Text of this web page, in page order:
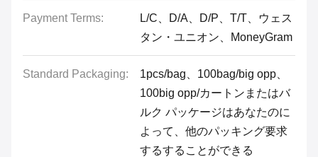
Payment Terms:
L/C、D/A、D/P、T/T、ウェス
タン・ユニオン、MoneyGram
Standard Packaging:
1pcs/bag、100bag/big opp、
100big opp/カートンまたはバ
ルク パッケージはあなたのに
よって、他のパッキング要求
するすることができる